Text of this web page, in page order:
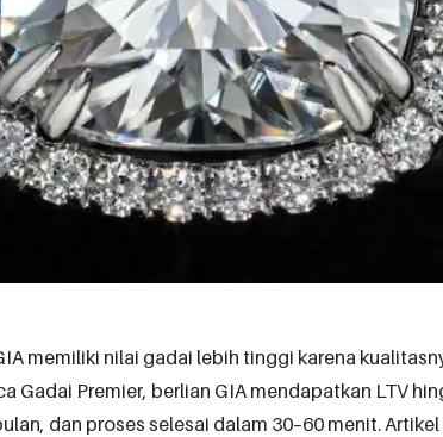
memiliki nilai gadai lebih tinggi karena
Gadai Premier, berlian GIA mendapatkan LTV
dan proses selesai dalam 30–60 menit.